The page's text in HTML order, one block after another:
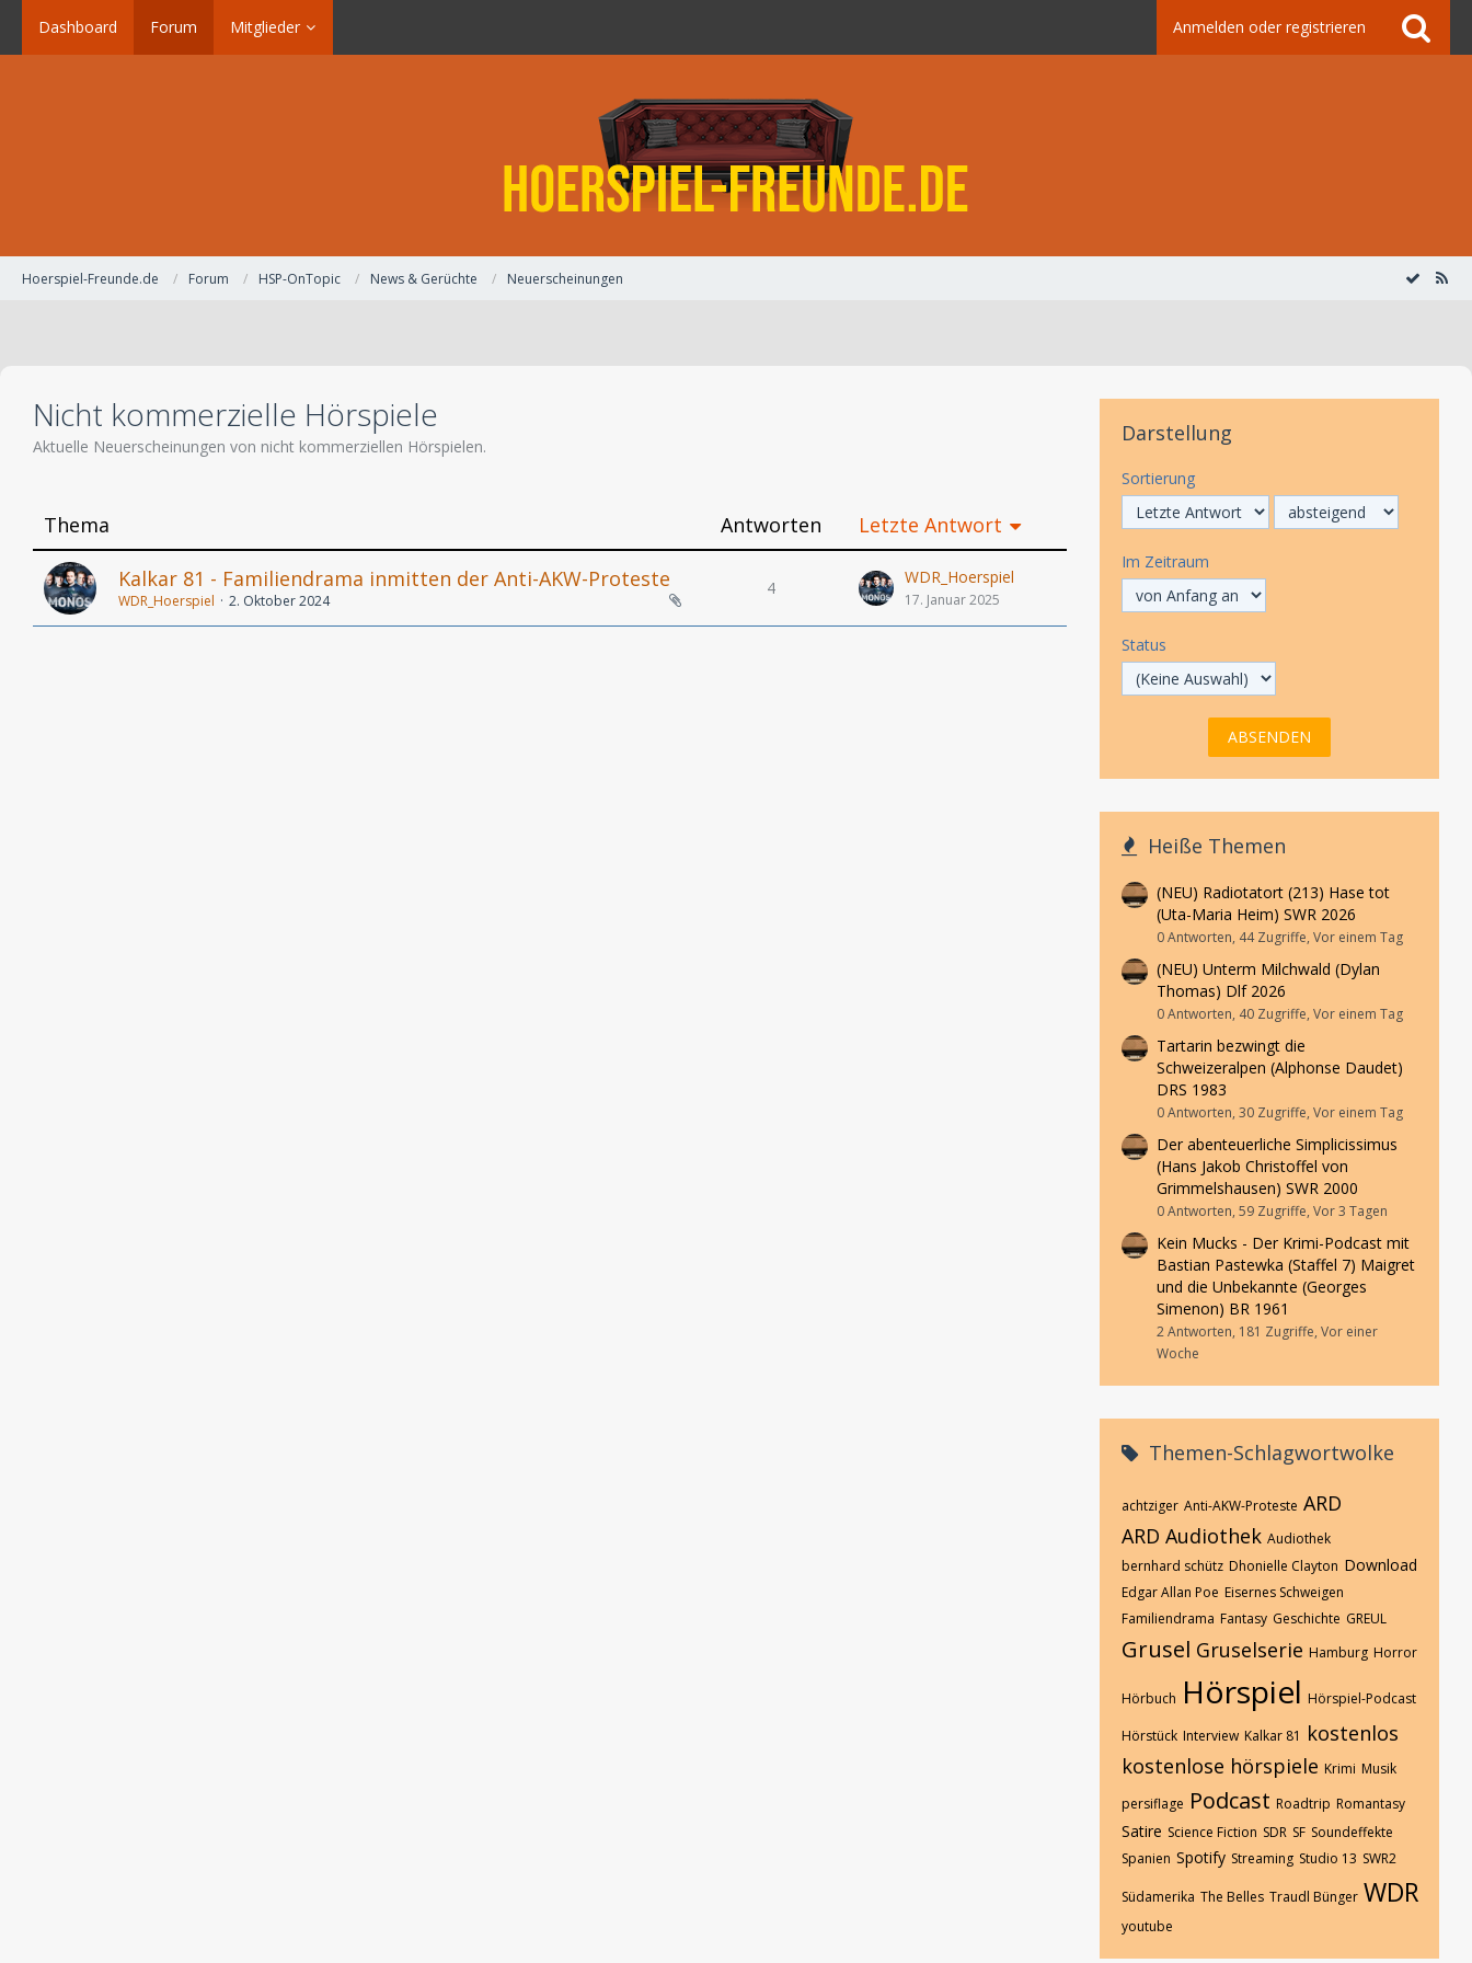
Dashboard Forum Mitglieder Anmelden oder registrieren
Hoerspiel-Freunde.de Forum HSP-OnTopic News & Gerüchte Neuerscheinungen
Nicht kommerzielle Hörspiele
Aktuelle Neuerscheinungen von nicht kommerziellen Hörspielen.
Thema Antworten Letzte Antwort
Kalkar 81 - Familiendrama inmitten der Anti-AKW-Proteste
WDR_Hoerspiel 2. Oktober 2024
4
WDR_Hoerspiel
17. Januar 2025
Darstellung
Sortierung
Im Zeitraum
Status
Heiße Themen
(NEU) Radiotatort (213) Hase tot
(Uta-Maria Heim) SWR 2026
0 Antworten, 44 Zugriffe, Vor einem Tag
(NEU) Unterm Milchwald (Dylan
Thomas) Dlf 2026
0 Antworten, 40 Zugriffe, Vor einem Tag
Tartarin bezwingt die
Schweizeralpen (Alphonse Daudet)
DRS 1983
0 Antworten, 30 Zugriffe, Vor einem Tag
Der abenteuerliche Simplicissimus
(Hans Jakob Christoffel von
Grimmelshausen) SWR 2000
0 Antworten, 59 Zugriffe, Vor 3 Tagen
Kein Mucks - Der Krimi-Podcast mit
Bastian Pastewka (Staffel 7) Maigret
und die Unbekannte (Georges
Simenon) BR 1961
2 Antworten, 181 Zugriffe, Vor einer
Woche
Themen-Schlagwortwolke
achtziger Anti-AKW-Proteste ARD
ARD Audiothek Audiothek
bernhard schütz Dhonielle Clayton Download
Edgar Allan Poe Eisernes Schweigen
Familiendrama Fantasy Geschichte GREUL
Grusel Gruselserie Hamburg Horror
Hörbuch Hörspiel Hörspiel-Podcast
Hörstück Interview Kalkar 81 kostenlos
kostenlose hörspiele Krimi Musik
persiflage Podcast Roadtrip Romantasy
Satire Science Fiction SDR SF Soundeffekte
Spanien Spotify Streaming Studio 13 SWR2
Südamerika The Belles Traudl Bünger WDR
youtube